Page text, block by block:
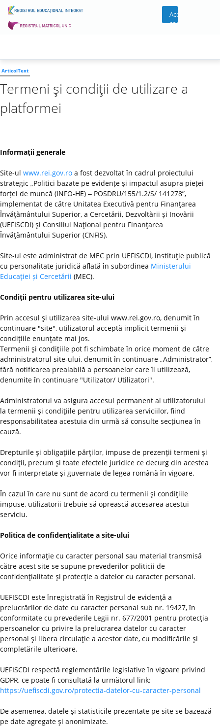
Acces
cont
ArticolText
Termeni şi condiţii de utilizare a
platformei
Informaţii generale
Site-ul www.rei.gov.ro a fost dezvoltat în cadrul proiectului
strategic „Politici bazate pe evidențe și impactul asupra pieței
forței de muncă (INFO-HE) ‒ POSDRU/155/1.2/S/ 141278”,
implementat de către Unitatea Executivă pentru Finanţarea
Învăţământului Superior, a Cercetării, Dezvoltării şi Inovării
(UEFISCDI) şi Consiliul Naţional pentru Finanţarea
Învăţământului Superior (CNFIS).
Site-ul este administrat de MEC prin UEFISCDI, instituţie publică
cu personalitate juridică aflată în subordinea Ministerului
Educaţiei și Cercetării (MEC).
Condiţii pentru utilizarea site-ului
Prin accesul şi utilizarea site-ului www.rei.gov.ro, denumit în
continuare "site", utilizatorul acceptă implicit termenii şi
condiţiile enunţate mai jos.
Termenii şi condiţiile pot fi schimbate în orice moment de către
administratorul site-ului, denumit în continuare „Administrator”,
fără notificarea prealabilă a persoanelor care îl utilizează,
denumite în continuare "Utilizator/ Utilizatori".
Administratorul va asigura accesul permanent al utilizatorului
la termenii şi condiţiile pentru utilizarea serviciilor, fiind
responsabilitatea acestuia din urmă să consulte secțiunea în
cauză.
Drepturile şi obligaţiile părţilor, impuse de prezenţii termeni şi
condiţii, precum şi toate efectele juridice ce decurg din acestea
vor fi interpretate şi guvernate de legea română în vigoare.
În cazul în care nu sunt de acord cu termenii şi condiţiile
impuse, utilizatorii trebuie să oprească accesarea acestui
serviciu.
Politica de confidenţialitate a site-ului
Orice informaţie cu caracter personal sau material transmisă
către acest site se supune prevederilor politicii de
confidenţialitate şi protecţie a datelor cu caracter personal.
UEFISCDI este înregistrată în Registrul de evidenţă a
prelucrărilor de date cu caracter personal sub nr. 19427, în
conformitate cu prevederile Legii nr. 677/2001 pentru protecţia
persoanelor cu privire la prelucrarea datelor cu caracter
personal şi libera circulaţie a acestor date, cu modificările şi
completările ulterioare.
UEFISCDI respectă reglementările legislative în vigoare privind
GDPR, ce poate fi consultată la următorul link:
https://uefiscdi.gov.ro/protectia-datelor-cu-caracter-personal
De asemenea, datele şi statisticile prezentate pe site se bazează
pe date agregate şi anonimizate.